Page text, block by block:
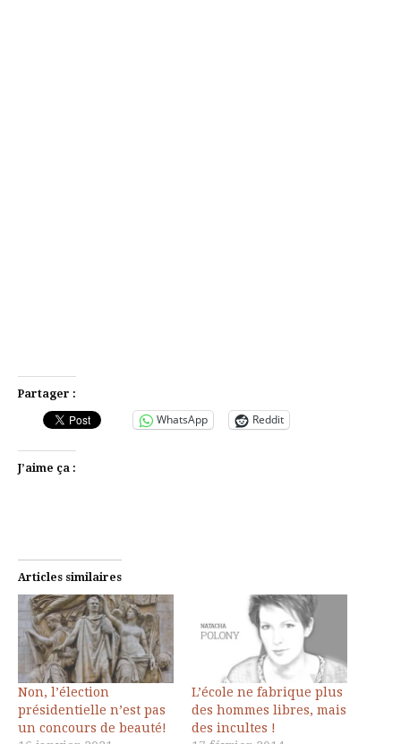
Partager :
WhatsApp Reddit
J’aime ça :
Articles similaires
Non, l’élection
présidentielle n’est pas
un concours de beauté!
L’école ne fabrique plus
des hommes libres, mais
des incultes !